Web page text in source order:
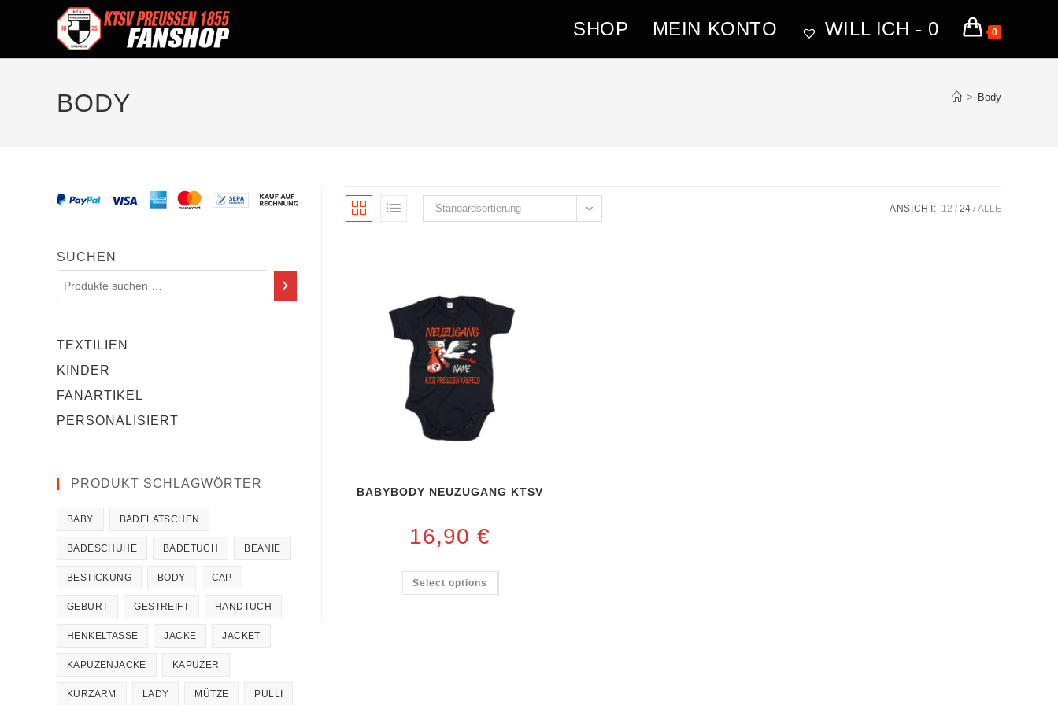
SHOP MEIN KONTO WILL ICH - 0 0
BODY > Body
Standardsortierung ANSICHT: 12 24 ALLE
BABYBODY NEUZUGANG KTSV
16,90 €
Select options
SUCHEN
TEXTILIEN
KINDER
FANARTIKEL
PERSONALISIERT
PRODUKT SCHLAGWÖRTER
BABY BADELATSCHEN
BADESCHUHE BADETUCH BEANIE
BESTICKUNG BODY CAP
GEBURT GESTREIFT HANDTUCH
HENKELTASSE JACKE JACKET
KAPUZENJACKE KAPUZER
KURZARM LADY MÜTZE PULLI